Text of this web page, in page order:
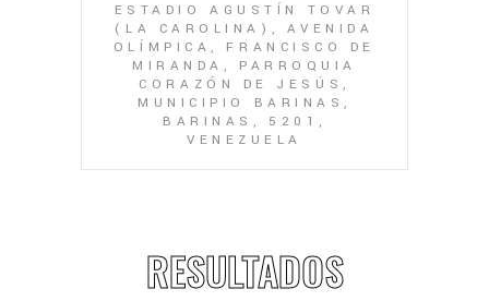
ESTADIO AGUSTÍN TOVAR
(LA CAROLINA), AVENIDA
OLÍMPICA, FRANCISCO DE
MIRANDA, PARROQUIA
CORAZÓN DE JESÚS,
MUNICIPIO BARINAS,
BARINAS, 5201,
VENEZUELA
RESULTADOS